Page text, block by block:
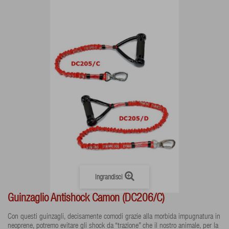
Ingrandisci
Guinzaglio Antishock Camon (DC206/C)
Con questi guinzagli, decisamente comodi grazie alla morbida impugnatura in
neoprene, potremo evitare gli shock da “trazione” che il nostro animale, per la